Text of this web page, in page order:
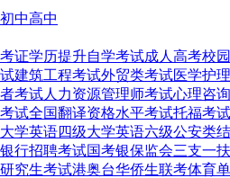
初中高中
证学历提升自学考试成人高考校
建筑工程考试外贸类考试医学护
考试人力资源管理师考试心理咨
试全国翻译资格水平考试托福考试
大学英语四级大学英语六级公安类
银行招聘考试国考银保监会三支一
研究生考试港奥台华侨生联考体育